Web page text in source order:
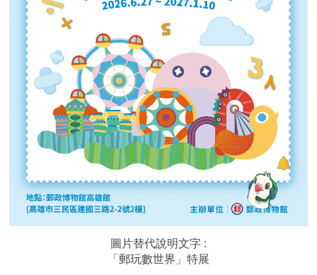
圖片替代說明文字 :
「郵玩數世界」特展